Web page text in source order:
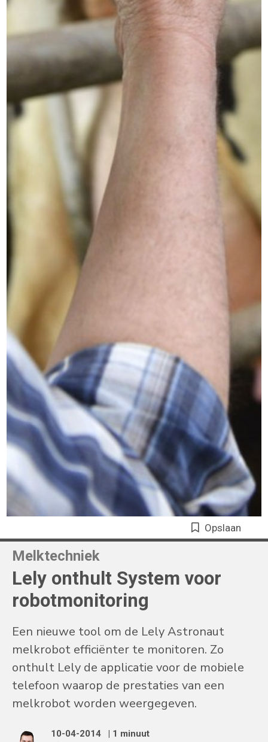
Opslaan
Melktechniek
Lely onthult System voor
robotmonitoring
Een nieuwe tool om de Lely Astronaut
melkrobot efficiënter te monitoren. Zo
onthult Lely de applicatie voor de mobiele
telefoon waarop de prestaties van een
melkrobot worden weergegeven.
10-04-2014
| 1 minuut